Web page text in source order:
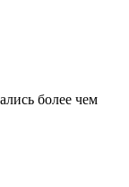
более чем